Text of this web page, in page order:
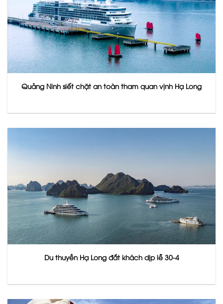
Quảng Ninh siết chặt an toàn tham quan vịnh Hạ Long
Du thuyền Hạ Long đắt khách dịp lễ 30-4